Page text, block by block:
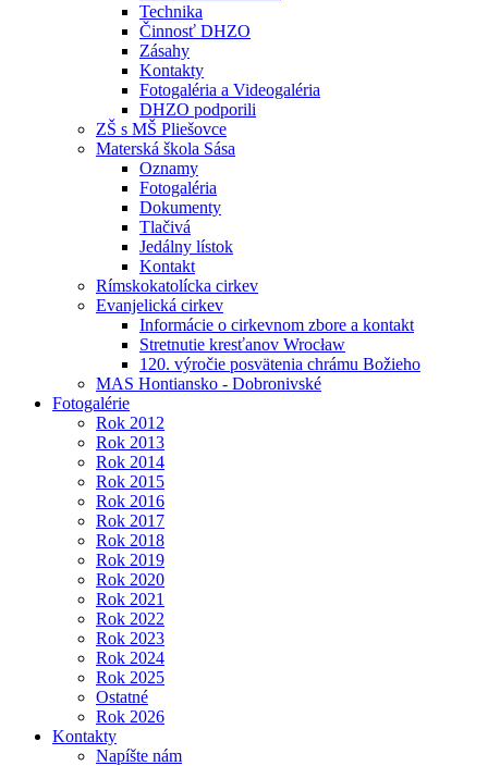
Technika
Činnosť DHZO
Zásahy
Kontakty
Fotogaléria a Videogaléria
DHZO podporili
ZŠ s MŠ Pliešovce
Materská škola Sása
Oznamy
Fotogaléria
Dokumenty
Tlačivá
Jedálny lístok
Kontakt
Rímskokatolícka cirkev
Evanjelická cirkev
Informácie o cirkevnom zbore a kontakt
Stretnutie kresťanov Wrocław
120. výročie posvätenia chrámu Božieho
MAS Hontiansko - Dobronivské
Fotogalérie
Rok 2012
Rok 2013
Rok 2014
Rok 2015
Rok 2016
Rok 2017
Rok 2018
Rok 2019
Rok 2020
Rok 2021
Rok 2022
Rok 2023
Rok 2024
Rok 2025
Ostatné
Rok 2026
Kontakty
Napíšte nám